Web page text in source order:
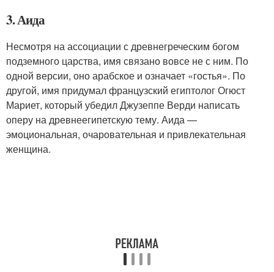
3. Аида
Несмотря на ассоциации с древнегреческим богом
подземного царства, имя связано вовсе не с ним. По
одной версии, оно арабское и означает «гостья». По
другой, имя придумал французский египтолог Огюст
Мариет, который убедил Джузеппе Верди написать
оперу на древнеегипетскую тему. Аида —
эмоциональная, очаровательная и привлекательная
женщина.